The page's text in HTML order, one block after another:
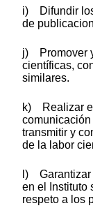
i) Difundir los
de
j) Promover
científicas,
similares.
k) Realizar
transmitir y
de la labor
l) Garantizar
en el Instituto
respeto a los